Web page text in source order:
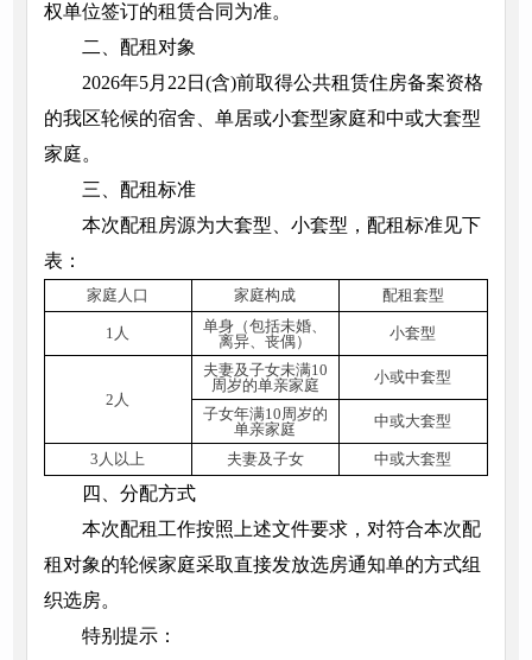
权单位签订的租赁合同为准。
二、配租对象
2026年5月22日(含)前取得公共租赁住房备案资格
的我区轮候的宿舍、单居或小套型家庭和中或大套型
家庭。
三、配租标准
本次配租房源为大套型、小套型，配租标准见下
表：
家庭人口 家庭构成 配租套型
1人
单身（包括未婚、
离异、丧偶）
小套型
2人
夫妻及子女未满10
周岁的单亲家庭
小或中套型
子女年满10周岁的
单亲家庭
中或大套型
3人以上 夫妻及子女 中或大套型
四、分配方式
本次配租工作按照上述文件要求，对符合本次配
租对象的轮候家庭采取直接发放选房通知单的方式组
织选房。
特别提示：